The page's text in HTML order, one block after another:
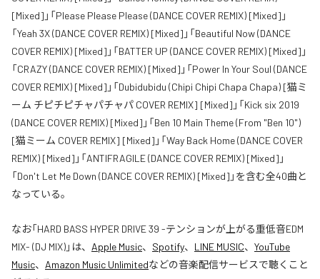
[Mixed]」「Please Please Please (DANCE COVER REMIX) [Mixed]」
「Yeah 3X (DANCE COVER REMIX) [Mixed]」「Beautiful Now (DANCE
COVER REMIX) [Mixed]」「BATTER UP (DANCE COVER REMIX) [Mixed]」
「CRAZY (DANCE COVER REMIX) [Mixed]」「Power In Your Soul (DANCE
COVER REMIX) [Mixed]」「Dubidubidu (Chipi Chipi Chapa Chapa) [猫ミ
ーム チピチピチャパチャパ COVER REMIX] [Mixed]」「Kick six 2019
(DANCE COVER REMIX) [Mixed]」「Ben 10 Main Theme (From "Ben 10")
[猫ミーム COVER REMIX] [Mixed]」「Way Back Home (DANCE COVER
REMIX) [Mixed]」「ANTIFRAGILE (DANCE COVER REMIX) [Mixed]」
「Don't Let Me Down (DANCE COVER REMIX) [Mixed]」を含む全40曲と
なっている。
なお「HARD BASS HYPER DRIVE 39 -テンションが上がる重低音EDM
MIX- (DJ MIX)」は、 Apple Music、 Spotify、 LINE MUSIC、 YouTube
Music、 Amazon Music Unlimitedなどの音楽配信サービスで聴くこと